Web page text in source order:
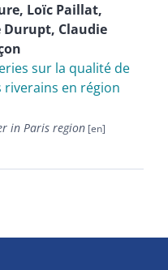
, Loïc Paillat,
Durupt, Claudie
sur la qualité de
en région
in Paris region